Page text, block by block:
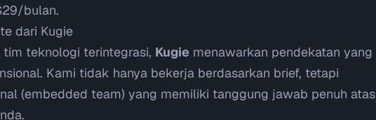
bulan.
dari Kugie
teknologi terintegrasi, Kugie menawarkan pendekatan yang
Kami tidak hanya bekerja berdasarkan brief, tetapi
(embedded team) yang memiliki tanggung jawab penuh atas